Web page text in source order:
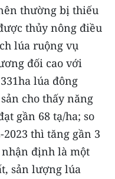
thường bị thiếu
thủy nông điều
lúa ruộng vụ
đối cao với
lúa đông
cho thấy năng
gần 68 tạ/ha; so
thì tăng gần 3
định là một
sản lượng lúa